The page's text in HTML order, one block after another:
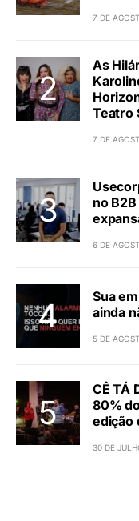
7 DE
As
Teatro
7 DE
no
6 DE
Sua
ainda
5 DE
CÊ TÁ
80%
edição
30 DE